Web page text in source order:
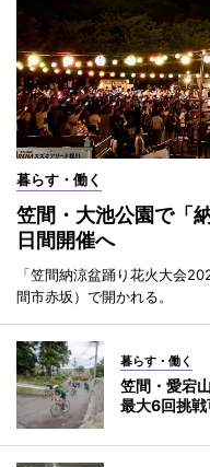
暮らす・働く
笠間・大池公園で「
日間開催へ
「笠間納涼盆踊り花火大会
間市赤坂）で開かれる。
暮らす・働く
笠間・愛宕
最大6回挑戦